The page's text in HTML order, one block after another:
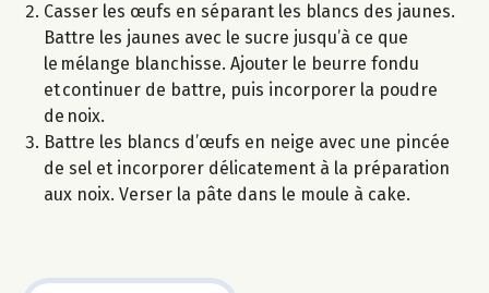
Casser les œufs en séparant les blancs des jaunes.
Battre les jaunes avec le sucre jusqu’à ce que
le mélange blanchisse. Ajouter le beurre fondu
et continuer de battre, puis incorporer la poudre
de noix.
Battre les blancs d’œufs en neige avec une pincée
de sel et incorporer délicatement à la préparation
aux noix. Verser la pâte dans le moule à cake.